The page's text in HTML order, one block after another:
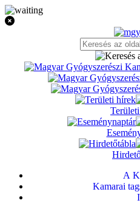
A
Kamarai